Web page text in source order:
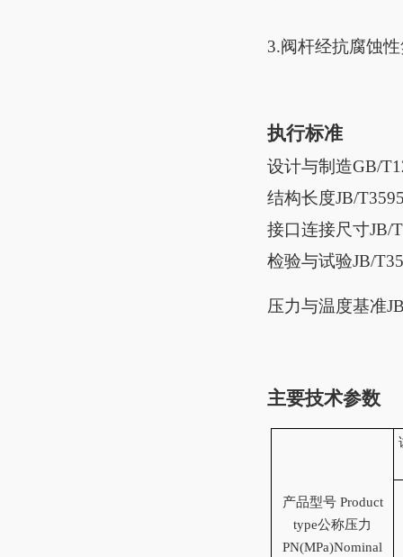
3.阀杆经抗腐蚀
执行标准
设计与制造GB/
结构长度JB/
接口连接尺寸JB/
检验与试验JB/
压力与温度基准
主要技术参数
产品型号 Product
type公称压力
PN(MPa)Nominal